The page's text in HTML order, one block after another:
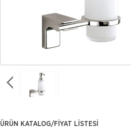
ÜRÜN KATALOG/FİYAT LİSTESİ